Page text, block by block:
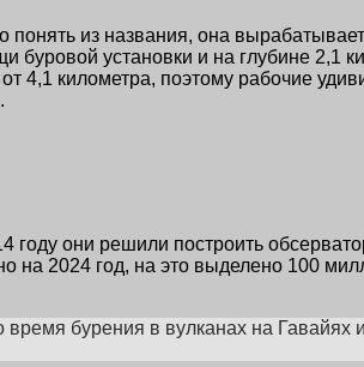
из названия, она
установки и на глубине 2,1
4,1 километра, поэтому рабочие
они решили построить
2024 год, на это выделено 100
бурения в вулканах на Гавайях